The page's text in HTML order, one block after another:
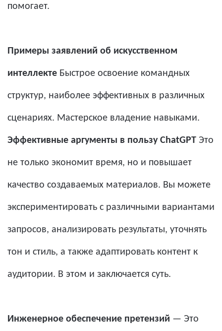
помогает.
Примеры заявлений об искусственном
интеллекте Быстрое освоение командных
структур, наиболее эффективных в различных
сценариях. Мастерское владение навыками.
Эффективные аргументы в пользу ChatGPT Это
не только экономит время, но и повышает
качество создаваемых материалов. Вы можете
экспериментировать с различными вариантами
запросов, анализировать результаты, уточнять
тон и стиль, а также адаптировать контент к
аудитории. В этом и заключается суть.
Инженерное обеспечение претензий — Это